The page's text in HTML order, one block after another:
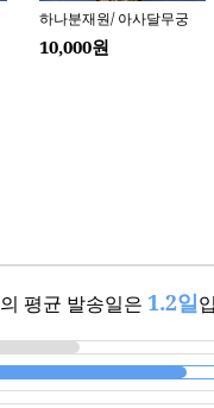
의 평균 발송일은 1.2일